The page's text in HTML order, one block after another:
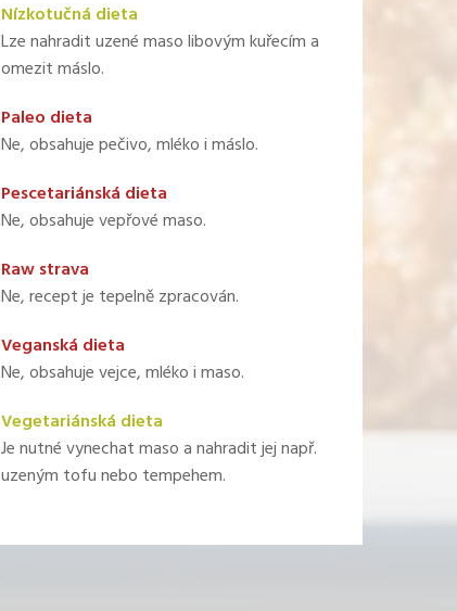
Nízkotučná dieta
Lze nahradit uzené maso libovým kuřecím a
omezit máslo.
Paleo dieta
Ne, obsahuje pečivo, mléko i máslo.
Pescetariánská dieta
Ne, obsahuje vepřové maso.
Raw strava
Ne, recept je tepelně zpracován.
Veganská dieta
Ne, obsahuje vejce, mléko i maso.
Vegetariánská dieta
Je nutné vynechat maso a nahradit jej např.
uzeným tofu nebo tempehem.